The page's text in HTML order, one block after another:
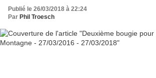
Publié le 26/03/2018 à 22:24
Par Phil Troesch